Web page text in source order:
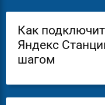
Как
Яндекс
шагом